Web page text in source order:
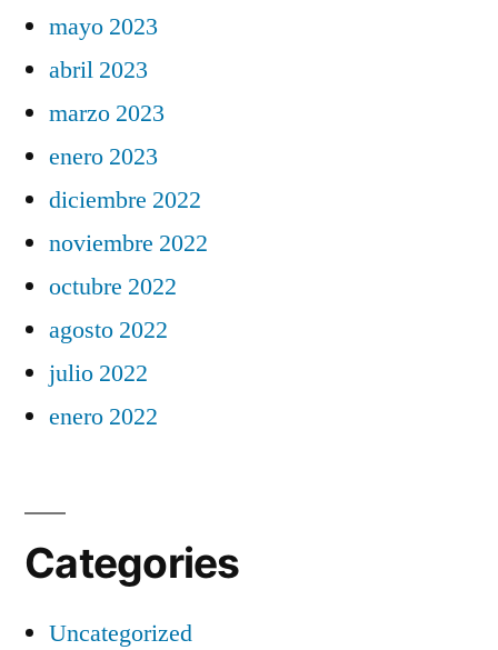
mayo 2023
abril 2023
marzo 2023
enero 2023
diciembre 2022
noviembre 2022
octubre 2022
agosto 2022
julio 2022
enero 2022
Categories
Uncategorized